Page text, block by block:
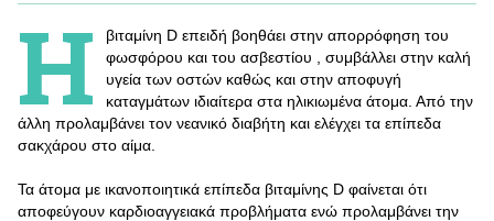
Η
βιταμίνη D επειδή βοηθάει στην απορρόφηση του
φωσφόρου και του ασβεστίου , συμβάλλει στην καλή
υγεία των οστών καθώς και στην αποφυγή
καταγμάτων ιδιαίτερα στα ηλικιωμένα άτομα. Από την
άλλη προλαμβάνει τον νεανικό διαβήτη και ελέγχει τα επίπεδα
σακχάρου στο αίμα.
Τα άτομα με ικανοποιητικά επίπεδα βιταμίνης D φαίνεται ότι
αποφεύγουν καρδιοαγγειακά προβλήματα ενώ προλαμβάνει την